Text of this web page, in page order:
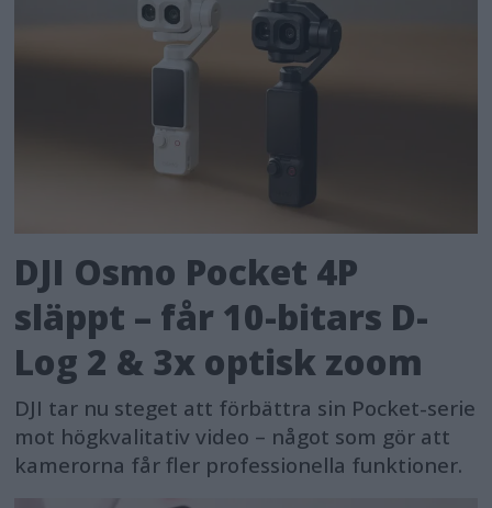
DJI Osmo Pocket 4P
släppt – får 10-bitars D-
Log 2 & 3x optisk zoom
DJI tar nu steget att förbättra sin Pocket-serie
mot högkvalitativ video – något som gör att
kamerorna får fler professionella funktioner.